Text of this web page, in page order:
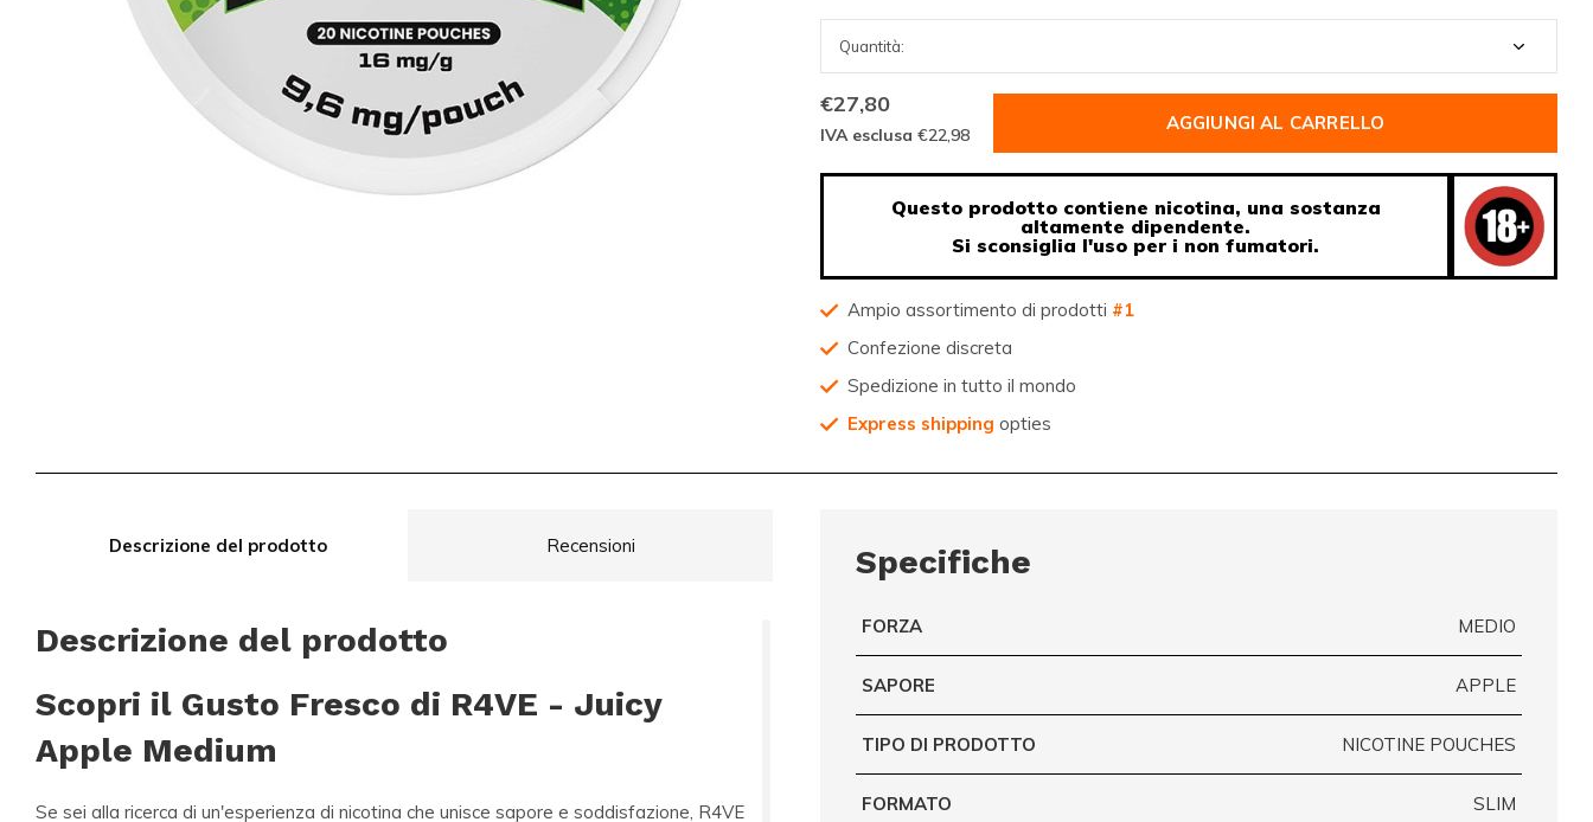
€27,80
IVA esclusa €22,98
AGGIUNGI AL CARRELLO
Questo prodotto contiene nicotina, una sostanza
altamente dipendente.
Si sconsiglia l'uso per i non fumatori.
Ampio assortimento di prodotti #1
Confezione discreta
Spedizione in tutto il mondo
Express shipping opties
Descrizione del prodotto Recensioni
Descrizione del prodotto
Scopri il Gusto Fresco di R4VE - Juicy
Apple Medium
Se sei alla ricerca di un'esperienza di nicotina che unisce sapore e soddisfazione, R4VE
Specifiche
FORZA MEDIO
SAPORE APPLE
TIPO DI PRODOTTO NICOTINE POUCHES
FORMATO SLIM